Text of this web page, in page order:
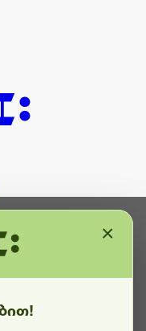
ამჟამად
×